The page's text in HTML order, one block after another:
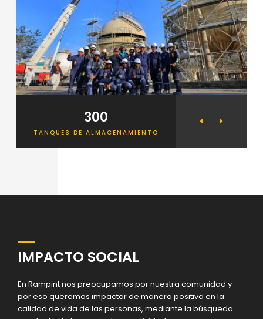
300
TANQUES DE ALMACENAMIENTO
IMPACTO SOCIAL
En Rampint nos preocupamos por nuestra comunidad y
por eso queremos impactar de manera positiva en la
calidad de vida de las personas, mediante la búsqueda